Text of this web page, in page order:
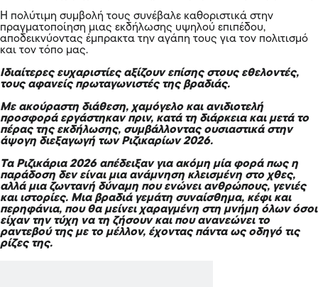
Η πολύτιμη συμβολή τους συνέβαλε καθοριστικά στην
πραγματοποίηση μιας εκδήλωσης υψηλού επιπέδου,
αποδεικνύοντας έμπρακτα την αγάπη τους για τον πολιτισμό
και τον τόπο μας.
Ιδιαίτερες ευχαριστίες αξίζουν επίσης στους εθελοντές,
τους αφανείς πρωταγωνιστές της βραδιάς.
Με ακούραστη διάθεση, χαμόγελο και ανιδιοτελή
προσφορά εργάστηκαν πριν, κατά τη διάρκεια και μετά το
πέρας της εκδήλωσης, συμβάλλοντας ουσιαστικά στην
άψογη διεξαγωγή των Ριζικαρίων 2026.
Τα Ριζικάρια 2026 απέδειξαν για ακόμη μία φορά πως η
παράδοση δεν είναι μια ανάμνηση κλεισμένη στο χθες,
αλλά μια ζωντανή δύναμη που ενώνει ανθρώπους, γενιές
και ιστορίες. Μια βραδιά γεμάτη συναίσθημα, κέφι και
περηφάνια, που θα μείνει χαραγμένη στη μνήμη όλων όσοι
είχαν την τύχη να τη ζήσουν και που ανανεώνει το
ραντεβού της με το μέλλον, έχοντας πάντα ως οδηγό τις
ρίζες της.